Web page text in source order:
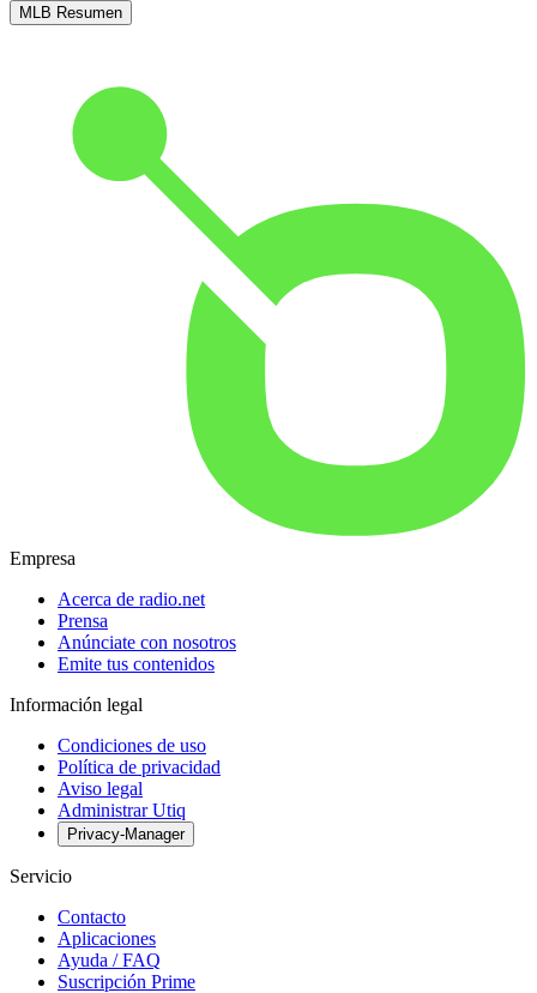
MLB Resumen
Empresa
Acerca de radio.net
Prensa
Anúnciate con nosotros
Emite tus contenidos
Información legal
Condiciones de uso
Política de privacidad
Aviso legal
Administrar Utiq
Privacy-Manager
Servicio
Contacto
Aplicaciones
Ayuda / FAQ
Suscripción Prime